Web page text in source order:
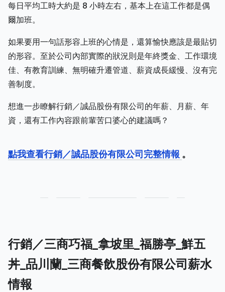
每日平均工時大約是 8 小時左右，基本上在這工作都是偶
爾加班。
如果要用一句話形容上班的心情是，還算愉快應該是最貼切
的形容。至於公司內部實際的狀況則是年終獎金、工作環境
佳、有教育訓練、無明確升遷管道、薪資成長緩慢、沒有完
善制度。
想進一步瞭解行銷／誠品股份有限公司的年薪、月薪、年
資，還有工作內容跟前輩苦口婆心的建議嗎？
點我查看行銷／誠品股份有限公司完整情報 。
行銷／三商巧福_拿坡里_福勝亭_鮮五
丼_品川蘭_三商餐飲股份有限公司薪水
情報